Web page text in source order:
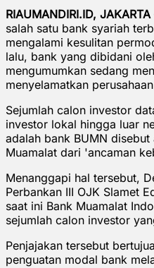
RIAUMANDIRI.ID, JAKARTA
salah satu bank syariah
mengalami kesulitan
lalu, bank yang dibidani
mengumumkan sedang
menyelamatkan
Sejumlah calon investor
investor lokal hingga luar
adalah bank BUMN
Muamalat dari 'ancaman
Menanggapi hal tersebut,
Perbankan III OJK Slamet
saat ini Bank Muamalat
sejumlah calon investor
Penjajakan tersebut
penguatan modal bank